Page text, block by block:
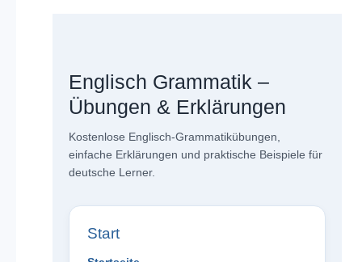
Englisch Grammatik –
Übungen & Erklärungen
Kostenlose Englisch-Grammatikübungen,
einfache Erklärungen und praktische Beispiele für
deutsche Lerner.
Start